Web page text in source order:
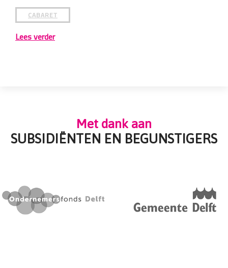
CABARET
Lees verder
Met dank aan
SUBSIDIËNTEN EN BEGUNSTIGERS